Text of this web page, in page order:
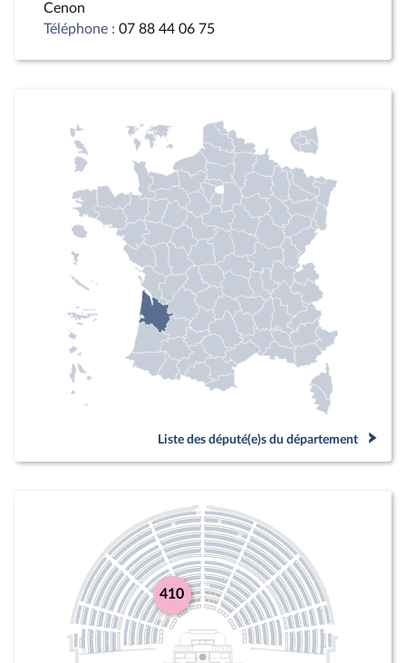
Cenon
Téléphone : 07 88 44 06 75
Liste des député(e)s du département
410